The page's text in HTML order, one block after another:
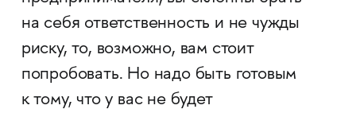
на себя ответственность и не чужды
риску, то, возможно, вам стоит
попробовать. Но надо быть готовым
к тому, что у вас не будет